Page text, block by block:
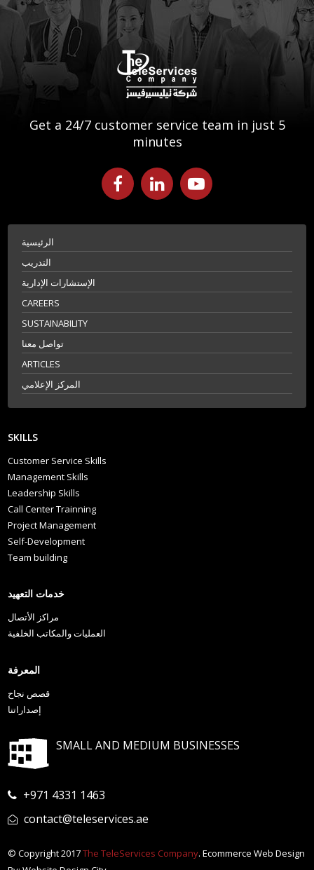
Get a 24/7 customer service team in just 5
minutes
الرئيسية
التدريب
الإستشارات الإدارية
CAREERS
SUSTAINABILITY
تواصل معنا
ARTICLES
المركز الإعلامي
SKILLS
Customer Service Skills
Management Skills
Leadership Skills
Call Center Trainning
Project Management
Self-Development
Team building
خدمات التعهيد
مراكز الأتصال
العمليات والمكاتب الخلفية
المعرفة
قصص نجاح
إصداراتنا
SMALL AND MEDIUM BUSINESSES
+971 4331 1463
contact@teleservices.ae
© Copyright 2017The TeleServices Company. Ecommerce Web Design